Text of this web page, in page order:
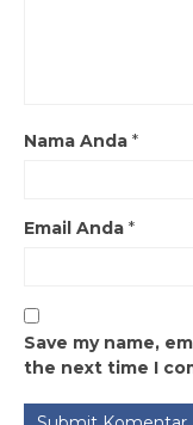
Nama Anda *
Email Anda *
Save my name,
the next time I